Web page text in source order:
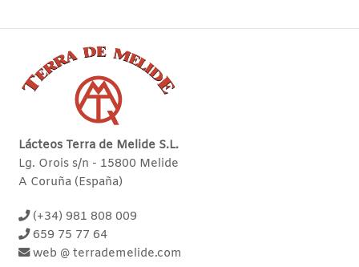
Lácteos Terra de Melide S.L.
Lg. Orois s/n - 15800 Melide
A Coruña (España)
(+34) 981 808 009
659 75 77 64
web @ terrademelide.com